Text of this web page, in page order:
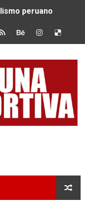
peruano
Trail Cordillera
COMO LA
MUCHO MÁS DE
MUNDIAL